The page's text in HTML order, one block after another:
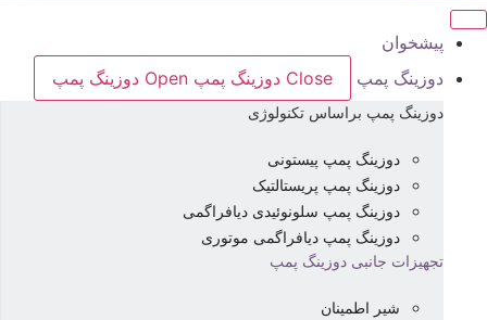
پیشخوان
دوزینگ پمپ
Close دوزینگ پمپ Open دوزینگ پمپ
دوزینگ پمپ براساس تکنولوژی
دوزینگ پمپ پیستونی
دوزینگ پمپ پریستالتیک
دوزینگ پمپ سلونوئیدی دیافراگمی
دوزینگ پمپ دیافراگمی موتوری
تجهیزات جانبی دوزینگ پمپ
شیر اطمینان